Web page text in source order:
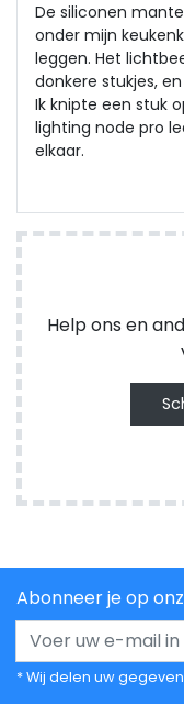
De siliconen
onder mijn
leggen. Het
donkere stukjes,
Ik knipte een stuk
lighting node pro
elkaar.
Help ons en
Abonneer je op
* Wij delen uw